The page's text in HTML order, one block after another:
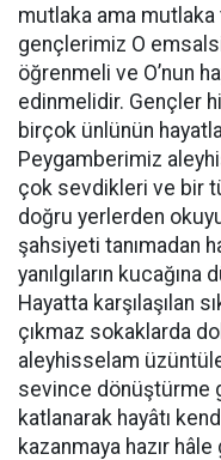
mutlaka ama mutlaka
gençlerimiz O
öğrenmeli ve O’nun
edinmelidir. Gençler
birçok ünlünün
Peygamberimiz
çok sevdikleri ve bir
doğru yerlerden
şahsiyeti tanımadan
yanılgıların
Hayatta karşılaşılan
çıkmaz sokaklarda
aleyhisselam
sevince dönüştürme
katlanarak hayâtı
kazanmaya hazır